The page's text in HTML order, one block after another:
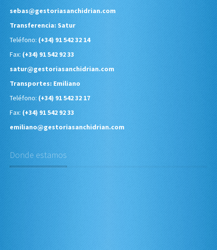
sebas@gestoriasanchidrian.com
Transferencia: Satur
Teléfono: (+34) 91 542 32 14
Fax: (+34) 91 542 92 33
satur@gestoriasanchidrian.com
Transportes: Emiliano
Teléfono: (+34) 91 542 32 17
Fax: (+34) 91 542 92 33
emiliano@gestoriasanchidrian.com
Donde estamos